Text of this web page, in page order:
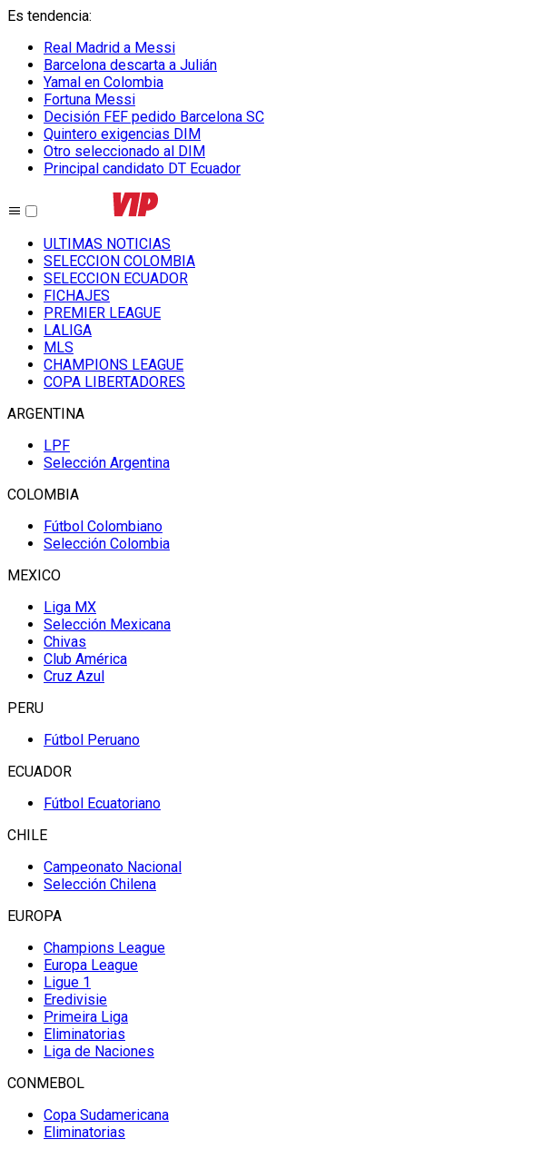
Es tendencia:
Real Madrid a Messi
Barcelona descarta a Julián
Yamal en Colombia
Fortuna Messi
Decisión FEF pedido Barcelona SC
Quintero exigencias DIM
Otro seleccionado al DIM
Principal candidato DT Ecuador
ULTIMAS NOTICIAS
SELECCION COLOMBIA
SELECCION ECUADOR
FICHAJES
PREMIER LEAGUE
LALIGA
MLS
CHAMPIONS LEAGUE
COPA LIBERTADORES
ARGENTINA
LPF
Selección Argentina
COLOMBIA
Fútbol Colombiano
Selección Colombia
MEXICO
Liga MX
Selección Mexicana
Chivas
Club América
Cruz Azul
PERU
Fútbol Peruano
ECUADOR
Fútbol Ecuatoriano
CHILE
Campeonato Nacional
Selección Chilena
EUROPA
Champions League
Europa League
Ligue 1
Eredivisie
Primeira Liga
Eliminatorias
Liga de Naciones
CONMEBOL
Copa Sudamericana
Eliminatorias